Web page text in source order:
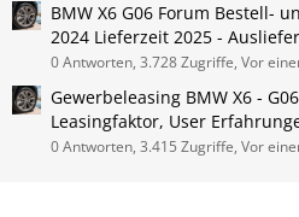
BMW X6 G06 Forum Bestell-
2024 Lieferzeit 2025 -
0 Antworten, 3.728 Zugriffe, Vor
Gewerbeleasing BMW X6 -
Leasingfaktor, User
0 Antworten, 3.415 Zugriffe, Vor